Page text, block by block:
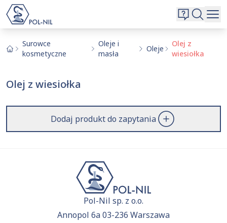
O nas
Kontakt
Surowce
kosmetyczne
Oleje i
masła
Oleje
Olej z
wiesiołka
Olej z wiesiołka
Dodaj produkt do zapytania
Pol-Nil sp. z o.o.
Annopol 6a 03-236 Warszawa
Wybrane surowce i substancje
Aktualnie niczego nie dodałeś do zapytania.
Wyszukiwarka
Szukaj